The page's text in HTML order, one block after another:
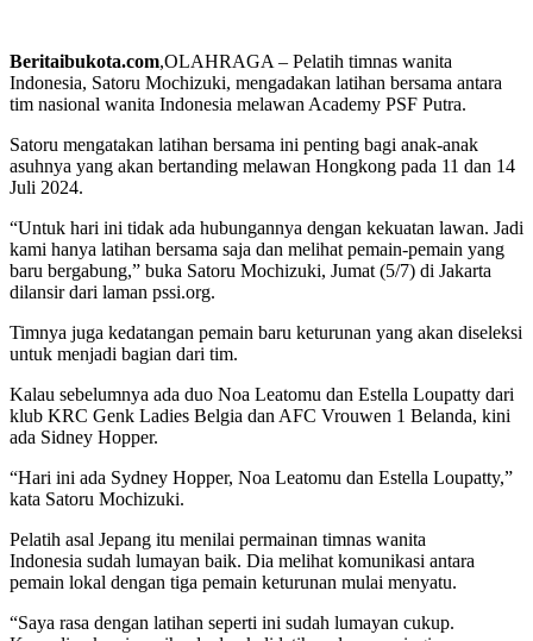
Beritaibukota.com,OLAHRAGA – Pelatih timnas wanita
Indonesia, Satoru Mochizuki, mengadakan latihan bersama antara
tim nasional wanita Indonesia melawan Academy PSF Putra.
Satoru mengatakan latihan bersama ini penting bagi anak-anak
asuhnya yang akan bertanding melawan Hongkong pada 11 dan 14
Juli 2024.
“Untuk hari ini tidak ada hubungannya dengan kekuatan lawan. Jadi
kami hanya latihan bersama saja dan melihat pemain-pemain yang
baru bergabung,” buka Satoru Mochizuki, Jumat (5/7) di Jakarta
dilansir dari laman pssi.org.
Timnya juga kedatangan pemain baru keturunan yang akan diseleksi
untuk menjadi bagian dari tim.
Kalau sebelumnya ada duo Noa Leatomu dan Estella Loupatty dari
klub KRC Genk Ladies Belgia dan AFC Vrouwen 1 Belanda, kini
ada Sidney Hopper.
“Hari ini ada Sydney Hopper, Noa Leatomu dan Estella Loupatty,”
kata Satoru Mochizuki.
Pelatih asal Jepang itu menilai permainan timnas wanita
Indonesia sudah lumayan baik. Dia melihat komunikasi antara
pemain lokal dengan tiga pemain keturunan mulai menyatu.
“Saya rasa dengan latihan seperti ini sudah lumayan cukup.